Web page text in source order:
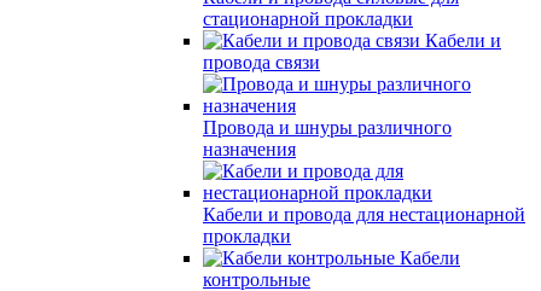
стационарной прокладки
Кабели и
провода связи
Провода и шнуры различного
назначения
Кабели и провода для нестационарной
прокладки
Кабели
контрольные